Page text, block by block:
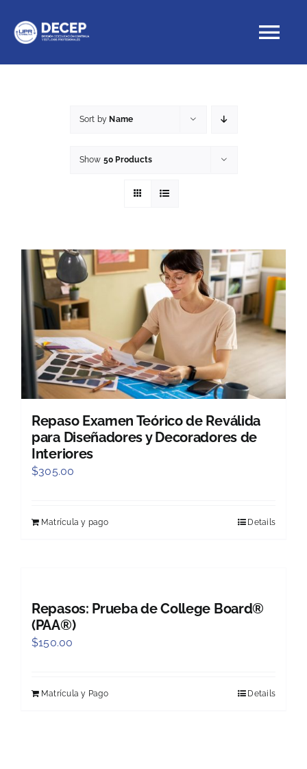
content
Sort by Name
Show 50 Products
Repaso Examen Teórico de Reválida
para Diseñadores y Decoradores de
Interiores
$305.00
Matrícula y pago Details
Repasos: Prueba de College Board®
(PAA®)
$150.00
Matrícula y Pago Details